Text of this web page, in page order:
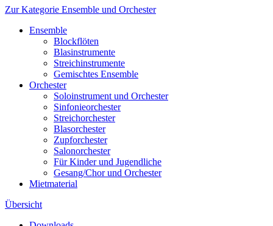
Zur Kategorie Ensemble und Orchester
Ensemble
Blockflöten
Blasinstrumente
Streichinstrumente
Gemischtes Ensemble
Orchester
Soloinstrument und Orchester
Sinfonieorchester
Streichorchester
Blasorchester
Zupforchester
Salonorchester
Für Kinder und Jugendliche
Gesang/Chor und Orchester
Mietmaterial
Übersicht